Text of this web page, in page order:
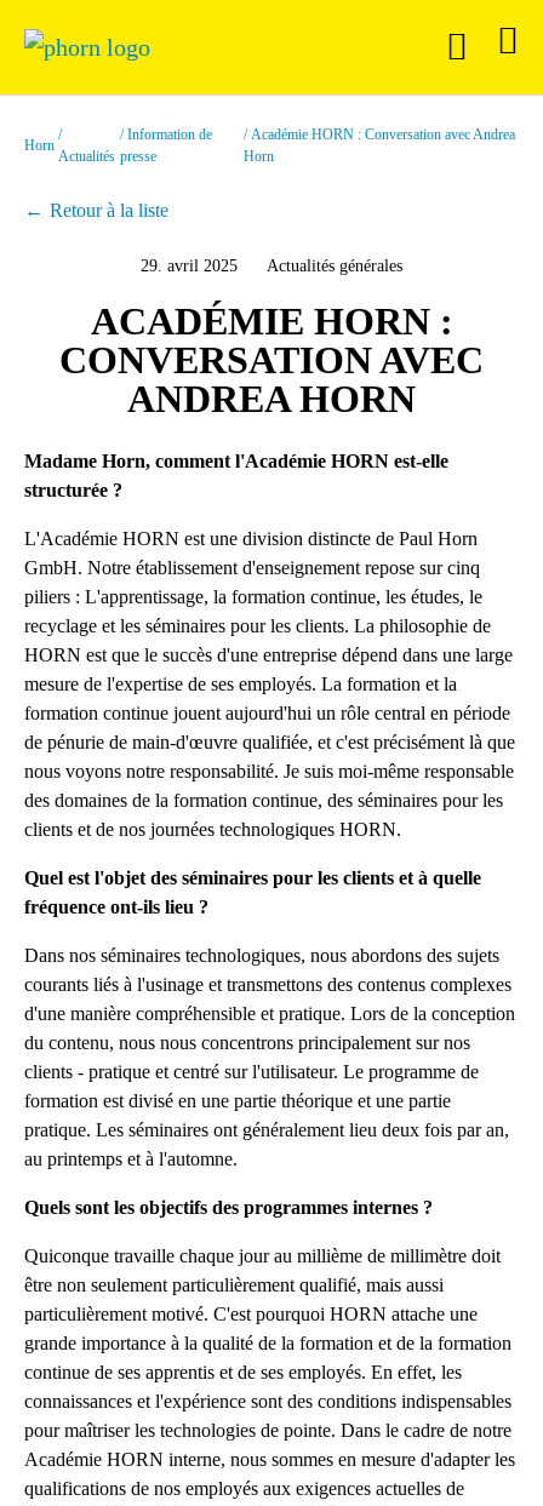
Horn
Actualités
Information de
presse
Académie HORN : Conversation avec Andrea
Horn
Retour à la liste
29. avril 2025 Actualités générales
ACADÉMIE HORN :
CONVERSATION AVEC
ANDREA HORN
Madame Horn, comment l'Académie HORN est-elle
structurée ?
L'Académie HORN est une division distincte de Paul Horn
GmbH. Notre établissement d'enseignement repose sur cinq
piliers : L'apprentissage, la formation continue, les études, le
recyclage et les séminaires pour les clients. La philosophie de
HORN est que le succès d'une entreprise dépend dans une large
mesure de l'expertise de ses employés. La formation et la
formation continue jouent aujourd'hui un rôle central en période
de pénurie de main-d'œuvre qualifiée, et c'est précisément là que
nous voyons notre responsabilité. Je suis moi-même responsable
des domaines de la formation continue, des séminaires pour les
clients et de nos journées technologiques HORN.
Quel est l'objet des séminaires pour les clients et à quelle
fréquence ont-ils lieu ?
Dans nos séminaires technologiques, nous abordons des sujets
courants liés à l'usinage et transmettons des contenus complexes
d'une manière compréhensible et pratique. Lors de la conception
du contenu, nous nous concentrons principalement sur nos
clients - pratique et centré sur l'utilisateur. Le programme de
formation est divisé en une partie théorique et une partie
pratique. Les séminaires ont généralement lieu deux fois par an,
au printemps et à l'automne.
Quels sont les objectifs des programmes internes ?
Quiconque travaille chaque jour au millième de millimètre doit
être non seulement particulièrement qualifié, mais aussi
particulièrement motivé. C'est pourquoi HORN attache une
grande importance à la qualité de la formation et de la formation
continue de ses apprentis et de ses employés. En effet, les
connaissances et l'expérience sont des conditions indispensables
pour maîtriser les technologies de pointe. Dans le cadre de notre
Académie HORN interne, nous sommes en mesure d'adapter les
qualifications de nos employés aux exigences actuelles de